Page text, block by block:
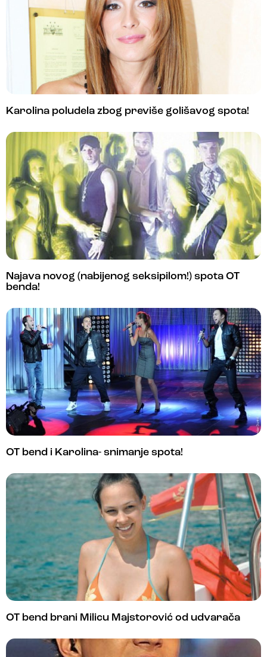
Karolina poludela zbog previše golišavog spota!
Najava novog (nabijenog seksipilom!) spota OT
benda!
OT bend i Karolina- snimanje spota!
OT bend brani Milicu Majstorović od udvarača